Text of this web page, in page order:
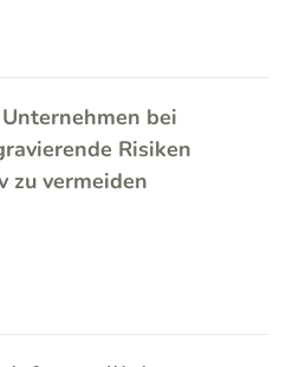
bei
Risiken
zu vermeiden